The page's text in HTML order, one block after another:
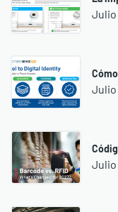
Julio
Julio
Julio